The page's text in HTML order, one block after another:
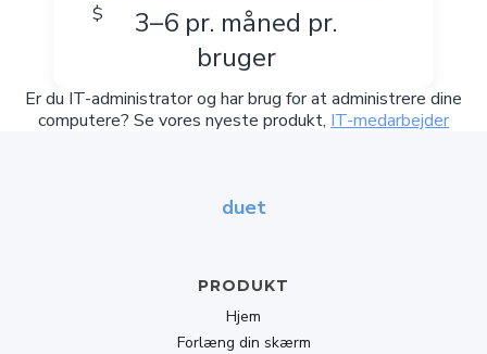
$
3–6 pr. måned pr.
bruger
Er du IT-administrator og har brug for at administrere dine
computere? Se vores nyeste produkt, IT-medarbejder
duet
PRODUKT
Hjem
Forlæng din skærm